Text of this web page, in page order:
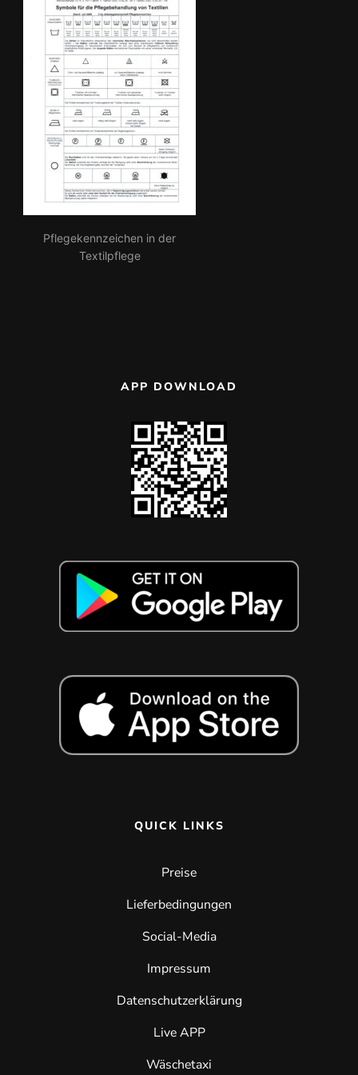
Pflegekennzeichen in der
Textilpflege
APP DOWNLOAD
QUICK LINKS
Preise
Lieferbedingungen
Social-Media
Impressum
Datenschutzerklärung
Live APP
Wäschetaxi